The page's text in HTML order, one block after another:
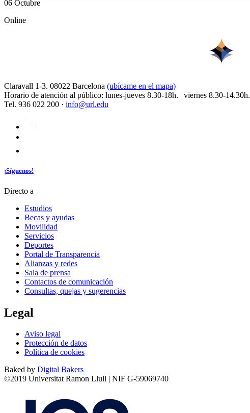
06 Octubre
Online
Claravall 1-3. 08022 Barcelona (ubícame en el mapa)
Horario de atención al público: lunes-jueves 8.30-18h. | viernes 8.30-14.30h.
Tel. 936 022 200 · info@url.edu
¡Síguenos!
Directo a
Estudios
Becas y ayudas
Movilidad
Servicios
Deportes
Portal de Transparencia
Alianzas y redes
Sala de prensa
Contactos de comunicación
Consultas, quejas y sugerencias
Legal
Aviso legal
Protección de datos
Política de cookies
Baked by Digital Bakers
©2019 Universitat Ramon Llull | NIF G-59069740